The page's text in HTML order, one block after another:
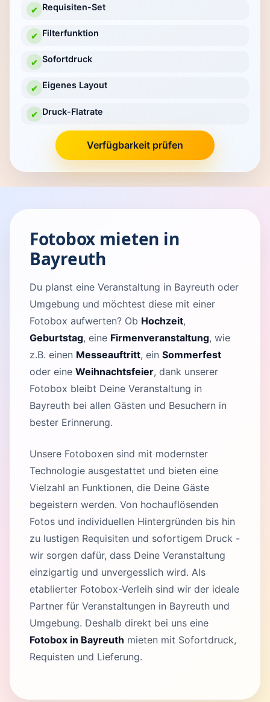
✔ Requisiten-Set
✔ Filterfunktion
✔ Sofortdruck
✔ Eigenes Layout
✔ Druck-Flatrate
Verfügbarkeit prüfen
Fotobox mieten in
Bayreuth
Du planst eine Veranstaltung in Bayreuth oder
Umgebung und möchtest diese mit einer
Fotobox aufwerten? Ob Hochzeit,
Geburtstag, eine Firmenveranstaltung, wie
z.B. einen Messeauftritt, ein Sommerfest
oder eine Weihnachtsfeier, dank unserer
Fotobox bleibt Deine Veranstaltung in
Bayreuth bei allen Gästen und Besuchern in
bester Erinnerung.
Unsere Fotoboxen sind mit modernster
Technologie ausgestattet und bieten eine
Vielzahl an Funktionen, die Deine Gäste
begeistern werden. Von hochauflösenden
Fotos und individuellen Hintergründen bis hin
zu lustigen Requisiten und sofortigem Druck -
wir sorgen dafür, dass Deine Veranstaltung
einzigartig und unvergesslich wird. Als
etablierter Fotobox-Verleih sind wir der ideale
Partner für Veranstaltungen in Bayreuth und
Umgebung. Deshalb direkt bei uns eine
Fotobox in Bayreuth mieten mit Sofortdruck,
Requisten und Lieferung.